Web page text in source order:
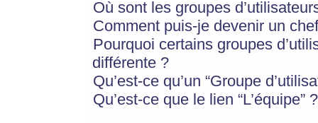
Où sont les groupes
Comment puis-je devenir un
Pourquoi certains groupes
différente ?
Qu’est-ce qu’un “Groupe
Qu’est-ce que le lien “L’équipe” ?